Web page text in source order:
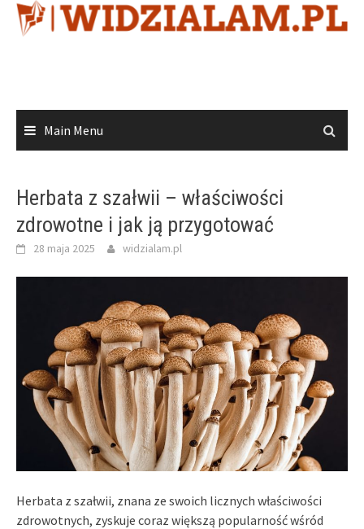
Skip
Main Menu
Herbata z szałwii – właściwości
zdrowotne i jak ją przygotować
28 maja 2025 widzialam.pl
Herbata z szałwii, znana ze swoich licznych właściwości
zdrowotnych, zyskuje coraz większą popularność wśród